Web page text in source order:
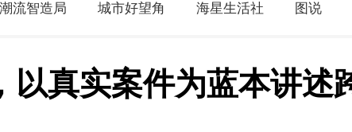
潮流智造局 城市好望角 海星生活社 图说
以真实案件为蓝本讲述